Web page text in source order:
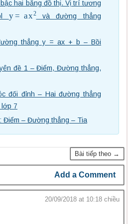
hai bằng đồ thị. Vị trí tương
và đường thẳng
thẳng y = ax + b – Bồi
đề 1 – Điểm, Đường thẳng,
đối đỉnh – Hai đường thẳng
lớp 7
Điểm – Đường thẳng – Tia
Bài tiếp theo →
Add a Comment
20/09/2018 at 10:18 chiều